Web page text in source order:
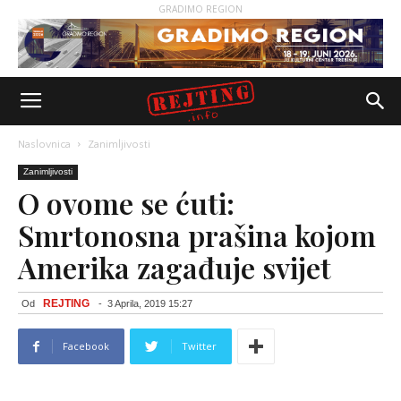
GRADIMO REGION
Naslovnica Zanimljivosti
Zanimljivosti
O ovome se ćuti:
Smrtonosna prašina kojom
Amerika zagađuje svijet
Od REJTING - 3 Aprila, 2019 15:27
Facebook Twitter